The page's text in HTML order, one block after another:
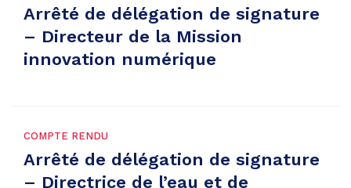
Arrêté de délégation de signature
– Directeur de la Mission
innovation numérique
COMPTE RENDU
Arrêté de délégation de signature
– Directrice de l’eau et de